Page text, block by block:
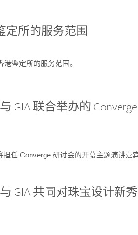
定所的服务范围
鉴定所的服务范围。
GIA 联合举办的
任 Converge 研讨会的开幕主题演讲嘉
与 GIA 共同对珠宝设计新